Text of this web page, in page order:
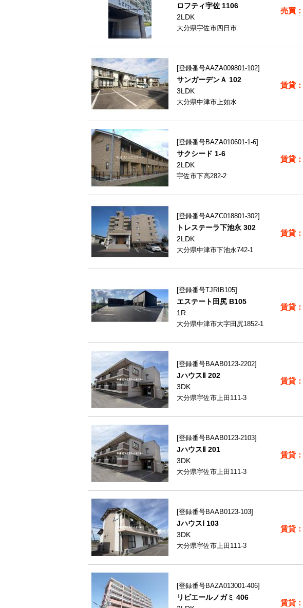
ロフティ宇佐 1106
2LDK
大分県宇佐市四日市
登録番号AAZA009801-102
サンガーデンＡ 102
3LDK
大分県中津市上如水
登録番号BAZA010601-1-6
サクシード 1-6
2LDK
宇佐市下高282-2
登録番号AAZC018801-302
トレステーラ下池永 302
2LDK
大分県中津市下池永742-1
登録番号TJRIB105
エステート田尻 B105
1R
大分県中津市大字田尻1852-1
登録番号BAAB0123-2202
JハウスⅡ 202
3DK
大分県宇佐市上田111-3
登録番号BAAB0123-2103
JハウスⅡ 201
3DK
大分県宇佐市上田111-3
登録番号BAAB0123-103
JハウスⅠ 103
3DK
大分県宇佐市上田111-3
登録番号BAZA013001-406
リビエールノガミ 406